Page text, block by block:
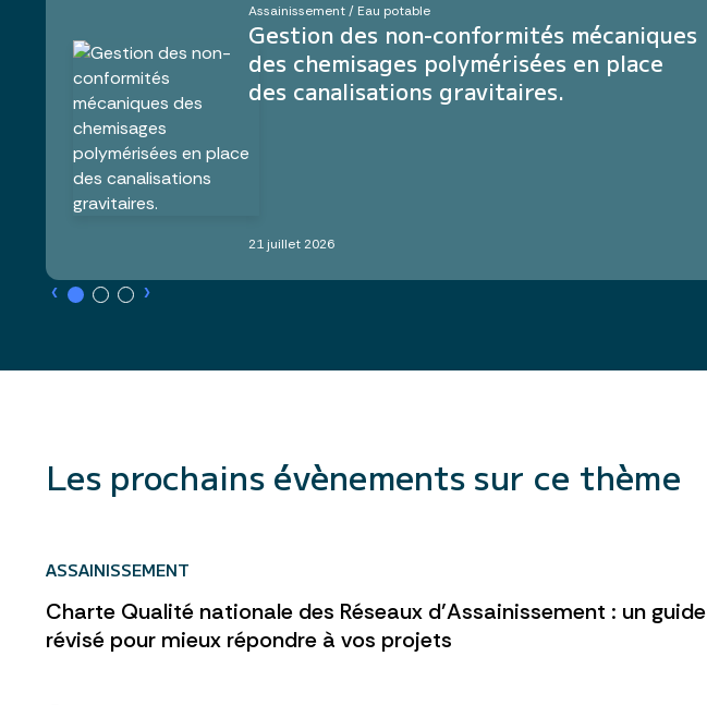
Assainissement / Eau potable
Gestion des non-conformités mécaniques
des chemisages polymérisées en place
des canalisations gravitaires.
21 juillet 2026
› ›
Les prochains évènements sur ce thème
ASSAINISSEMENT
Charte Qualité nationale des Réseaux d’Assainissement : un guide
révisé pour mieux répondre à vos projets